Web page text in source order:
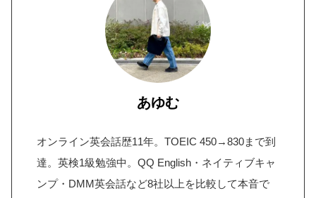
あゆむ
オンライン英会話歴11年。TOEIC 450→830まで到
達。英検1級勉強中。QQ English・ネイティブキャ
ンプ・DMM英会話など8社以上を比較して本音で